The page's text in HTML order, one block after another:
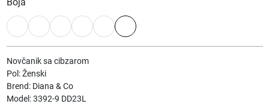
Novčanik sa cibzarom
Pol: Ženski
Brend: Diana & Co
Model: 3392-9 DD23L